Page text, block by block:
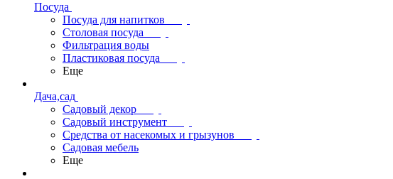
Посуда
Посуда для напитков
Столовая посуда
Фильтрация воды
Пластиковая посуда
Еще
Дача,сад
Садовый декор
Садовый инструмент
Средства от насекомых и грызунов
Садовая мебель
Еще